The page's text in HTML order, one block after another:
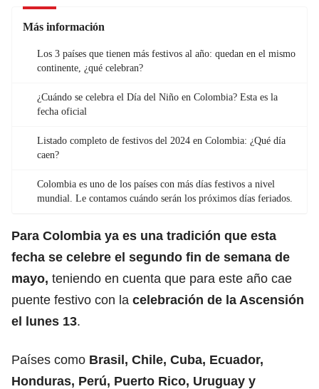
Más información
Los 3 países que tienen más festivos al año: quedan en el mismo
continente, ¿qué celebran?
¿Cuándo se celebra el Día del Niño en Colombia? Esta es la
fecha oficial
Listado completo de festivos del 2024 en Colombia: ¿Qué día
caen?
Colombia es uno de los países con más días festivos a nivel
mundial. Le contamos cuándo serán los próximos días feriados.
Para Colombia ya es una tradición que esta
fecha se celebre el segundo fin de semana de
mayo, teniendo en cuenta que para este año cae
puente festivo con la celebración de la Ascensión
el lunes 13.
Países como Brasil, Chile, Cuba, Ecuador,
Honduras, Perú, Puerto Rico, Uruguay y